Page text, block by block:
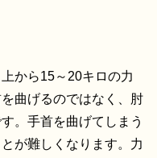
から15～20キロの力
曲げるのではなく、肘
。手首を曲げてしまう
が難しくなります。力